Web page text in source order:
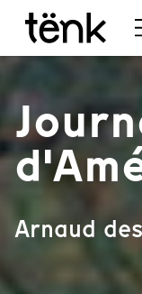
Arnaud